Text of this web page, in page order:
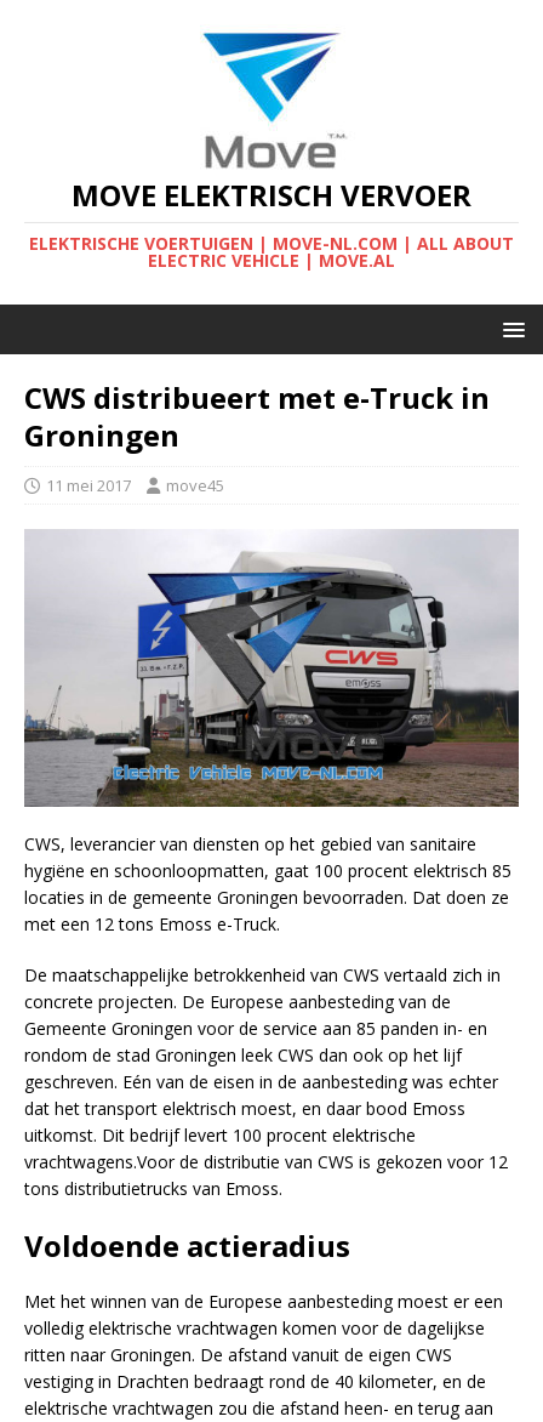
MOVE ELEKTRISCH VERVOER
ELEKTRISCHE VOERTUIGEN | MOVE-NL.COM | ALL ABOUT
ELECTRIC VEHICLE | MOVE.AL
CWS distribueert met e-Truck in
Groningen
11 mei 2017 move45
CWS, leverancier van diensten op het gebied van sanitaire
hygiëne en schoonloopmatten, gaat 100 procent elektrisch 85
locaties in de gemeente Groningen bevoorraden. Dat doen ze
met een 12 tons Emoss e-Truck.
De maatschappelijke betrokkenheid van CWS vertaald zich in
concrete projecten. De Europese aanbesteding van de
Gemeente Groningen voor de service aan 85 panden in- en
rondom de stad Groningen leek CWS dan ook op het lijf
geschreven. Eén van de eisen in de aanbesteding was echter
dat het transport elektrisch moest, en daar bood Emoss
uitkomst. Dit bedrijf levert 100 procent elektrische
vrachtwagens.Voor de distributie van CWS is gekozen voor 12
tons distributietrucks van Emoss.
Voldoende actieradius
Met het winnen van de Europese aanbesteding moest er een
volledig elektrische vrachtwagen komen voor de dagelijkse
ritten naar Groningen. De afstand vanuit de eigen CWS
vestiging in Drachten bedraagt rond de 40 kilometer, en de
elektrische vrachtwagen zou die afstand heen- en terug aan